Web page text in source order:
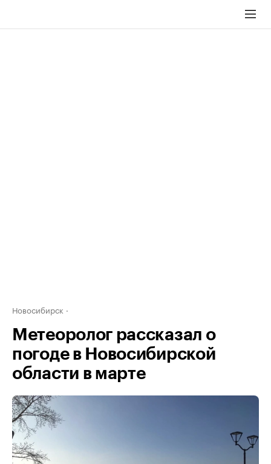
Новосибирск
Метеоролог рассказал о
погоде в Новосибирской
области в марте